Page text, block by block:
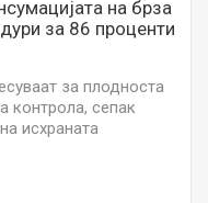
на брза
за 86 проценти
за плодноста
контрола, сепак
исхраната